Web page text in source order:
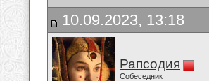
10.09.2023, 13:18
Рапсодия
Собеседник